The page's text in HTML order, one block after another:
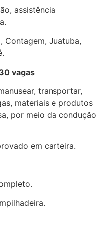
assistência
Contagem, Juatuba,
vagas
transportar,
materiais e produtos
por meio da condução
em carteira.